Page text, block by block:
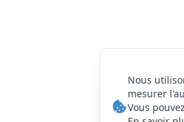
Nous
mesurer
Vous